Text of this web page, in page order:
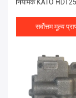
नियामक KATO
सर्वोत्तम मूल्य